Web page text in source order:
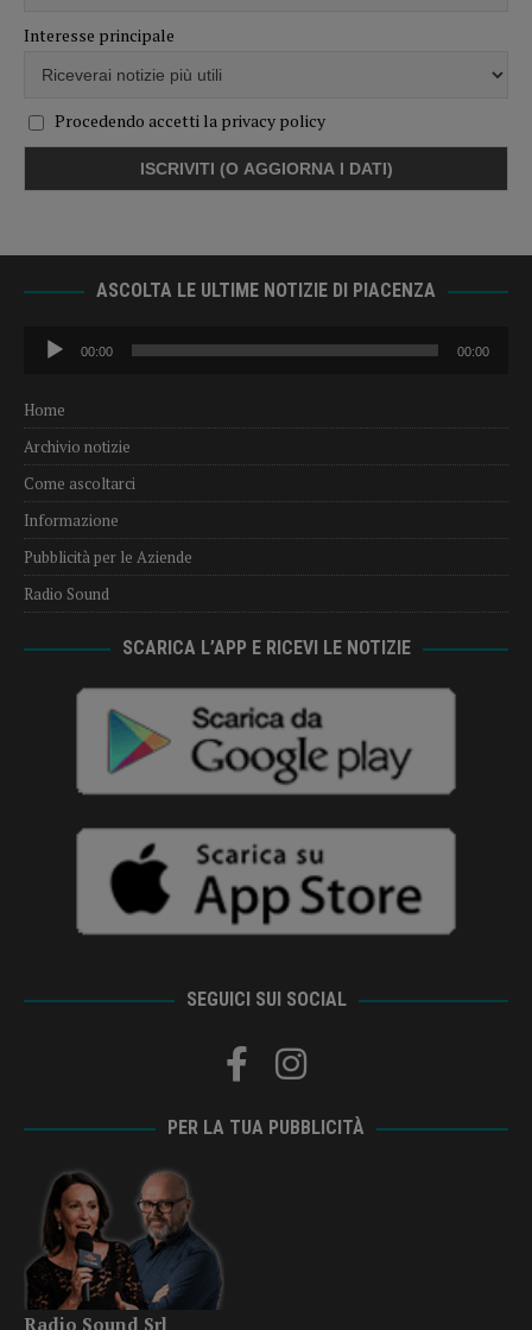
Interesse principale
Procedendo accetti la privacy policy
ASCOLTA LE ULTIME NOTIZIE DI PIACENZA
Audio
Player
00:00 00:00
Home
Archivio notizie
Come ascoltarci
Informazione
Pubblicità per le Aziende
Radio Sound
SCARICA L’APP E RICEVI LE NOTIZIE
SEGUICI SUI SOCIAL
PER LA TUA PUBBLICITÀ
Radio Sound Srl